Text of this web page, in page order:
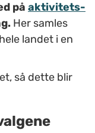
på aktivitets-
Her samles
landet i en
så dette blir